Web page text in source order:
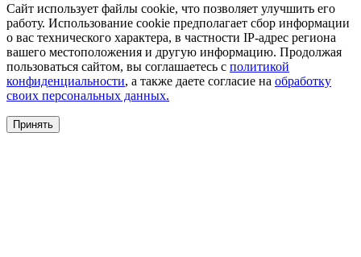
Сайт использует файлы cookie, что позволяет улучшить его
работу. Использование cookie предполагает сбор информации
о вас технического характера, в частности IP-адрес региона
вашего местоположения и другую информацию. Продолжая
пользоваться сайтом, вы соглашаетесь с политикой
конфиденциальности, а также даете согласие на обработку
своих персональных данных.
Принять